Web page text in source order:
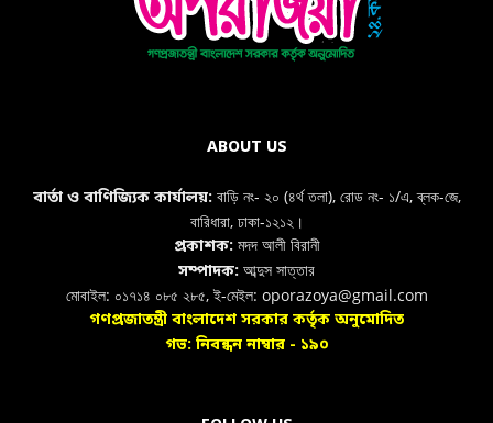
ABOUT US
বার্তা ও বাণিজ্যিক কার্যালয়: বাড়ি নং- ২০ (৪র্থ তলা), রোড নং- ১/এ, ব্লক-জে,
বারিধারা, ঢাকা-১২১২।
প্রকাশক:মদদ আলী বিরানী
সম্পাদক: আব্দুস সাত্তার
মোবাইল: ০১৭১৪ ০৮৫ ২৮৫, ই-মেইল: oporazoya@gmail.com
গণপ্রজাতন্ত্রী বাংলাদেশ সরকার কর্তৃক অনুমোদিত
গভ: নিবন্ধন নাম্বার - ১৯০